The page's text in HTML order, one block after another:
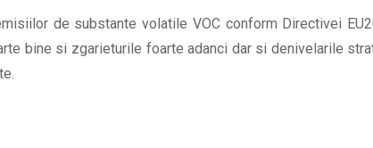
de substante volatile VOC conform Directivei
bine si zgarieturile foarte adanci dar si denivelarile